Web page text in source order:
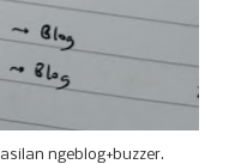
ngeblog+buzzer.